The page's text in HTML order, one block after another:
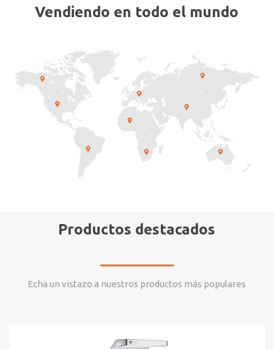
Vendiendo en todo el mundo
Productos destacados
Echa un vistazo a nuestros productos más populares